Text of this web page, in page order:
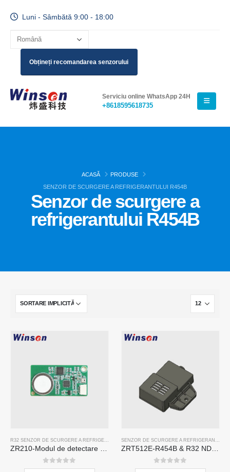
Luni - Sâmbătă 9:00 - 18:00
Obțineți recomandarea senzorului
Serviciu online WhatsApp 24H
+8618595618735
ACASĂ
PRODUSE
SENZOR DE SCURGERE A REFRIGERANTULUI R454B
Senzor de scurgere a
refrigerantului R454B
,SENZOR DE SCURGERE A
0din 5 0din 5